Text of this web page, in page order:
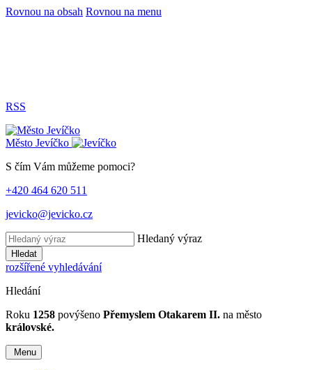
Rovnou na obsah Rovnou na menu
RSS
Město Jevíčko
S čím Vám můžeme pomoci?
+420 464 620 511
jevicko@jevicko.cz
Hledaný výraz
Hledat
rozšířené vyhledávání
Hledání
Roku 1258 povýšeno Přemyslem Otakarem II. na město
královské.
Menu